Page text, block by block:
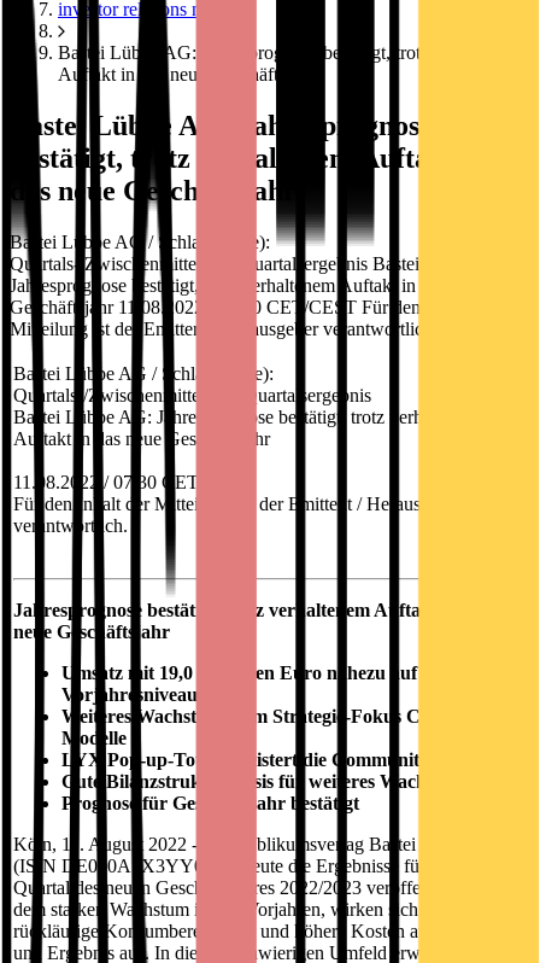
investor relations news
Bastei Lübbe AG: Jahresprognose bestätigt, trotz verhaltenem
Auftakt in das neue Geschäftsjahr
Bastei Lübbe AG: Jahresprognose
bestätigt, trotz verhaltenem Auftakt in
das neue Geschäftsjahr
Bastei Lübbe AG / Schlagwort(e):
Quartals-/Zwischenmitteilung/Quartalsergebnis Bastei Lübbe AG:
Jahresprognose bestätigt, trotz verhaltenem Auftakt in das neue
Geschäftsjahr 11.08.2022 / 07:30 CET/CEST Für den Inhalt der
Mitteilung ist der Emittent / Herausgeber verantwortlich.
Bastei Lübbe AG / Schlagwort(e):
Quartals-/Zwischenmitteilung/Quartalsergebnis
Bastei Lübbe AG: Jahresprognose bestätigt, trotz verhaltenem
Auftakt in das neue Geschäftsjahr
11.08.2022 / 07:30 CET/CEST
Für den Inhalt der Mitteilung ist der Emittent / Herausgeber
verantwortlich.
Jahresprognose bestätigt, trotz verhaltenem Auftakt in das
neue Geschäftsjahr
Umsatz mit 19,0 Millionen Euro nahezu auf
Vorjahresniveau
Weiteres Wachstum beim Strategie-Fokus Community-
Modelle
LYX Pop-up-Tour begeistert die Community
Gute Bilanzstruktur Basis für weiteres Wachstum
Prognose für Geschäftsjahr bestätigt
Köln, 11. August 2022 - Der Publikumsverlag Bastei Lübbe AG
(ISIN DE000A1X3YY0) hat heute die Ergebnisse für das erste
Quartal des neuen Geschäftsjahres 2022/2023 veröffentlicht. Nach
dem starken Wachstum in den Vorjahren, wirken sich jetzt eine
rückläufige Konsumbereitschaft und höhere Kosten auf Umsatz
und Ergebnis aus. In diesem schwierigen Umfeld erwirtschaftete